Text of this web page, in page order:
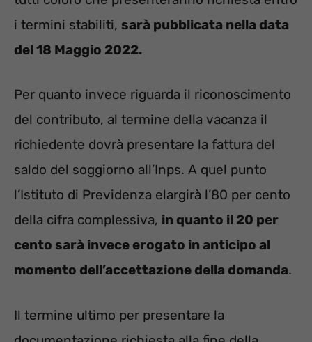
i termini stabiliti, sarà pubblicata nella data
del 18 Maggio 2022.
Per quanto invece riguarda il riconoscimento
del contributo, al termine della vacanza il
richiedente dovrà presentare la fattura del
saldo del soggiorno all’Inps. A quel punto
l’Istituto di Previdenza elargirà l’80 per cento
della cifra complessiva, in quanto il 20 per
cento sarà invece erogato in anticipo al
momento dell’accettazione della domanda.
Il termine ultimo per presentare la